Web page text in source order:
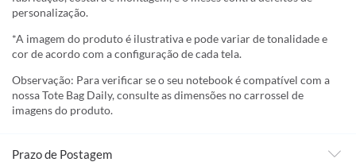
personalização.
*A imagem do produto é ilustrativa e pode variar de tonalidade e
cor de acordo com a configuração de cada tela.
Observação: Para verificar se o seu notebook é compatível com a
nossa Tote Bag Daily, consulte as dimensões no carrossel de
imagens do produto.
Prazo de Postagem